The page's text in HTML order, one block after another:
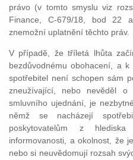
právo (v tomto smyslu viz
Finance, C‑679/18, bod 22
znemožní uplatnění těchto práv.
V případě, že tříletá lhůta
bezdůvodnému obohacení, a
spotřebitel není schopen sám
zneužívající, nebo nevěděl o
smluvního ujednání, je
němž se nacházejí
poskytovatelům z
informovanosti, a okolnost, že
nebo si neuvědomují rozsah